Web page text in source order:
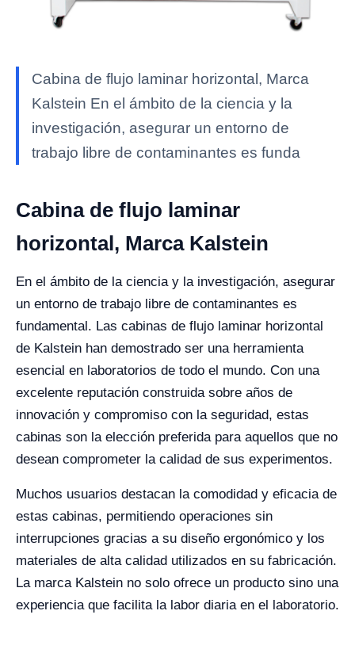
Cabina de flujo laminar horizontal, Marca
Kalstein En el ámbito de la ciencia y la
investigación, asegurar un entorno de
trabajo libre de contaminantes es funda
Cabina de flujo laminar
horizontal, Marca Kalstein
En el ámbito de la ciencia y la investigación, asegurar
un entorno de trabajo libre de contaminantes es
fundamental. Las cabinas de flujo laminar horizontal
de Kalstein han demostrado ser una herramienta
esencial en laboratorios de todo el mundo. Con una
excelente reputación construida sobre años de
innovación y compromiso con la seguridad, estas
cabinas son la elección preferida para aquellos que no
desean comprometer la calidad de sus experimentos.
Muchos usuarios destacan la comodidad y eficacia de
estas cabinas, permitiendo operaciones sin
interrupciones gracias a su diseño ergonómico y los
materiales de alta calidad utilizados en su fabricación.
La marca Kalstein no solo ofrece un producto sino una
experiencia que facilita la labor diaria en el laboratorio.